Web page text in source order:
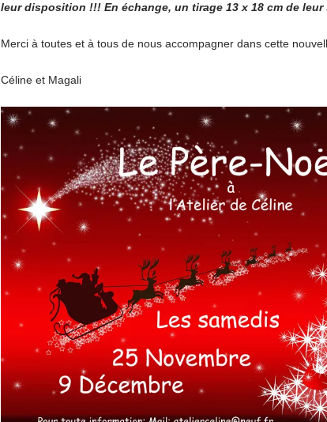
leur disposition !!! En échange, un tirage 13 x 18 cm de leur
Merci à toutes et à tous de nous accompagner dans cette
Céline et Magali